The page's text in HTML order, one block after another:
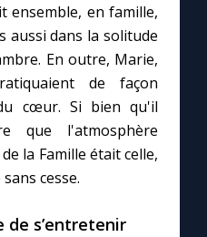
mois
Marie
ensemble, en famille,
aussi dans la solitude
En outre, Marie,
de façon
cœur. Si bien qu'il
que l'atmosphère
la Famille était celle,
cesse.
de s’entretenir